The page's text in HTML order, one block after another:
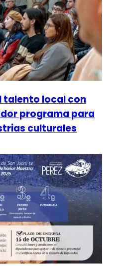
talento local con
programa para
culturales